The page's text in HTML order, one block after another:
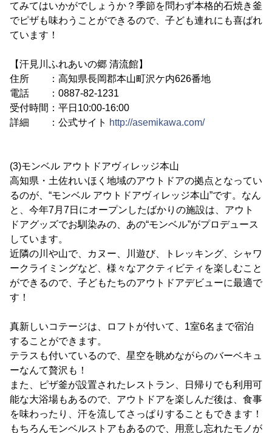
てみてはいかがでしょうか？季節を問わず本格的石焼き釜
でピザも味わうことができるので、子ども連れにも喜ばれ
ています！
【汗見川ふれあいの郷 清流館】
住所 ：高知県長岡郡本山町沢ケ内626番地
電話 ：0887-82-1231
受付時間：平日10:00-16:00
詳細 ：公式サイト http://asemikawa.com/
(3)モンベル アウトドアヴィレッジ本山
高知県・土佐れいほく地域のアウトドアの拠点となってい
るのが、“モンベル アウトドアヴィレッジ本山”です。なん
と、今年7月7日にオープンしたばかりの施設は、アウト
ドアグッズでお馴染みの、あの“モンベル”がプロデュース
しています。
近隣の川や山で、カヌー、川遊び、トレッキング、シャワ
ークライミングなど、様々なアクティビティを楽しむこと
ができるので、子どもたちのアウトドアデビューに最適で
す！
真新しいコテージは、ロフトが付いて、1室6名まで宿泊
することができます。
テラスも付いているので、星空を眺めながらのバーベキュ
ーなんて贅沢も！
また、ピザ釜が設置されたレストラン、日帰りでも利用可
能な大浴場もあるので、アウトドアを楽しんだ後は、食事
を味わったり、汗を流してさっぱりすることもできます！
もちろんモンベルストアもあるので、用意し忘れたモノが